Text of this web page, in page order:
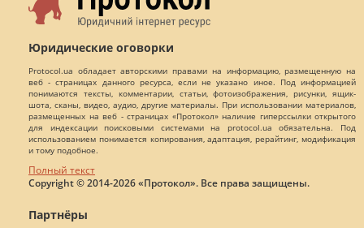
Юридические оговорки
Protocol.ua обладает авторскими правами на информацию, размещенную на
веб - страницах данного ресурса, если не указано иное. Под информацией
понимаются тексты, комментарии, статьи, фотоизображения, рисунки, ящик-
шота, сканы, видео, аудио, другие материалы. При использовании материалов,
размещенных на веб - страницах «Протокол» наличие гиперссылки открытого
для индексации поисковыми системами на protocol.ua обязательна. Под
использованием понимается копирования, адаптация, рерайтинг, модификация
и тому подобное.
Полный текст
Copyright © 2014-2026 «Протокол». Все права защищены.
Партнёры